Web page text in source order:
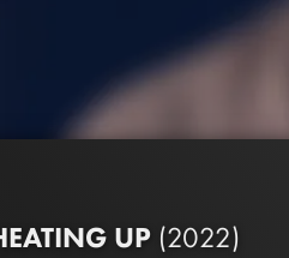
UP (2022)